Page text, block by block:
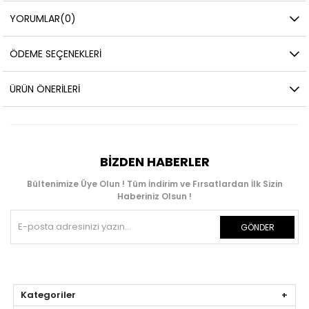
YORUMLAR(0)
ÖDEME SEÇENEKLERI
ÜRÜN ÖNERILERI
BIZDEN HABERLER
Bültenimize Üye Olun ! Tüm İndirim ve Fırsatlardan İlk Sizin
Haberiniz Olsun !
GÖNDER
Kategoriler